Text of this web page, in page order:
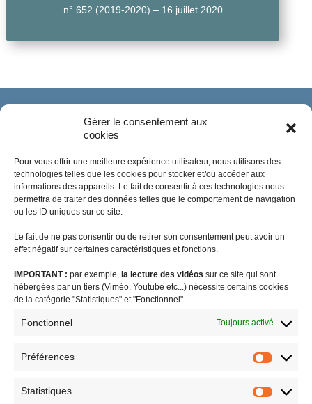
Gérer le consentement aux
cookies
Pour vous offrir une meilleure expérience utilisateur, nous utilisons des
technologies telles que les cookies pour stocker et/ou accéder aux
informations des appareils. Le fait de consentir à ces technologies nous
permettra de traiter des données telles que le comportement de navigation
ou les ID uniques sur ce site.
Le fait de ne pas consentir ou de retirer son consentement peut avoir un
effet négatif sur certaines caractéristiques et fonctions.
IMPORTANT : par exemple, la lecture des vidéos sur ce site qui sont
hébergées par un tiers (Viméo, Youtube etc...) nécessite certains cookies
de la catégorie "Statistiques" et "Fonctionnel".
Fonctionnel Toujours activé
Préférences
Statistiques
n° 652 (2019-2020) – 16 juillet 2020
#coronavirus agriculture
audiovisuel public visibilité outre-mer
biodiversité
Brexit budget outre-mer
caisse de prévoyance sociale
charges sociales
DGC
EROM : égalité réelle outre-mer
femmes outremer
LODEOM
logement PLFSS